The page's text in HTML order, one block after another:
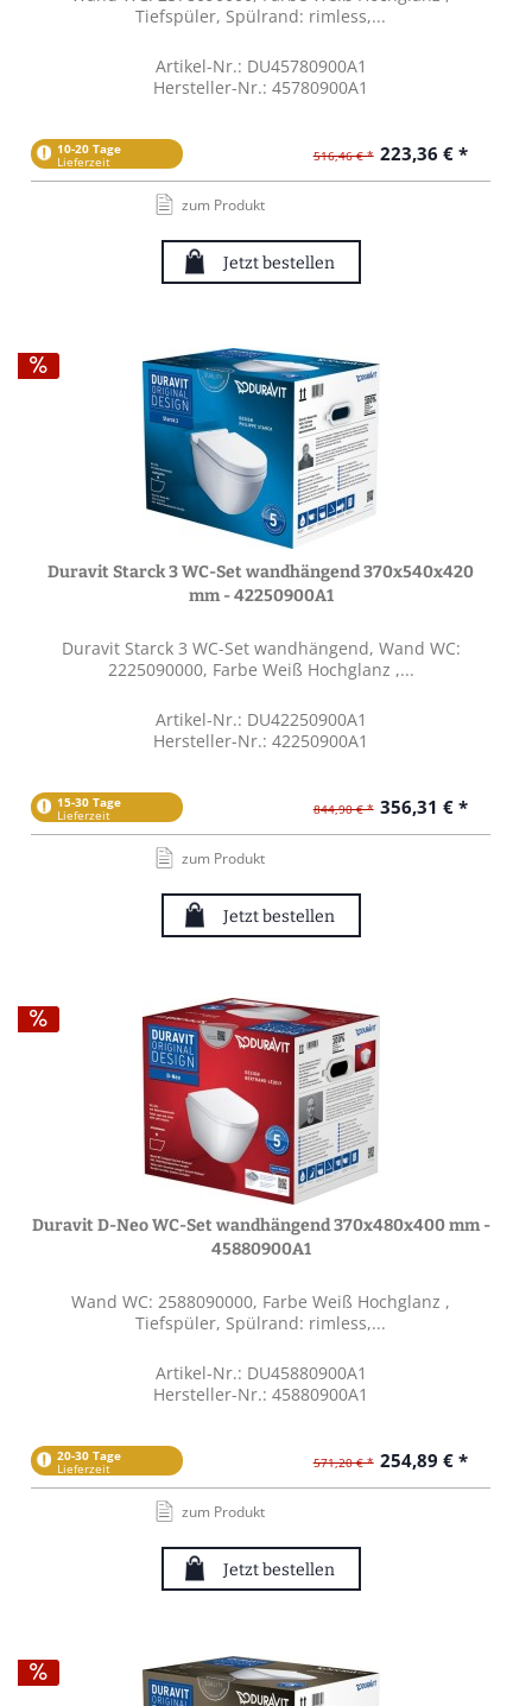
Tiefspüler, Spülrand: rimless,...
Artikel-Nr.: DU45780900A1
Hersteller-Nr.: 45780900A1
10-20 Tage
Lieferzeit 516,46 € * 223,36 € *
zum Produkt
Jetzt bestellen
Duravit Starck 3 WC-Set wandhängend 370x540x420
mm - 42250900A1
Duravit Starck 3 WC-Set wandhängend, Wand WC:
2225090000, Farbe Weiß Hochglanz ,...
Artikel-Nr.: DU42250900A1
Hersteller-Nr.: 42250900A1
15-30 Tage
Lieferzeit 844,90 € * 356,31 € *
zum Produkt
Jetzt bestellen
Duravit D-Neo WC-Set wandhängend 370x480x400 mm -
45880900A1
Wand WC: 2588090000, Farbe Weiß Hochglanz ,
Tiefspüler, Spülrand: rimless,...
Artikel-Nr.: DU45880900A1
Hersteller-Nr.: 45880900A1
20-30 Tage
Lieferzeit 571,20 € * 254,89 € *
zum Produkt
Jetzt bestellen